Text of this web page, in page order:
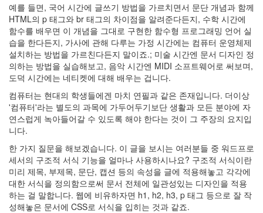
예를 들면, 국어 시간에 글쓰기 방법을 가르치면서 문단 개념과 함께
HTML의 p 태그와 br 태그의 차이점을 알려준다든지, 수학 시간에
함수를 배우면 이 개념을 그대로 구현한 함수형 프로그래밍 언어 실
습을 한다든지, 가사에 관해 다루는 가정 시간에는 컴퓨터 운영체제
설치하는 방법을 가르친다든지 말이죠.; 미술 시간엔 문서 디자인 정
의하는 방법을 실습해보고, 음악 시간엔 MIDI 소프트웨어로 써보며,
도덕 시간에는 네티켓에 대해 배우는 겁니다.
컴퓨터는 현대의 학생들에겐 마치 연필과 같은 존재입니다. 더이상
'컴퓨터'라는 별도의 과목에 가두어두기보단 생활과 모든 분야에 자
연스럽게 녹아들어갈 수 있도록 해야 한다는 것이 그 주장의 요지입
니다.
한 가지 질문을 해보겠습니다. 이 글을 보시는 여러분들 중 워드프로
세서의 구조적 서식 기능을 얼마나 사용하시나요? 구조적 서식이란
미리 제목, 부제목, 문단, 캡션 등의 속성을 글에 적용해놓고 각각에
대한 서식을 정의함으로써 문서 전체에 일관성있는 디자인을 적용
하는 걸 말합니다. 웹에 비유하자면 h1, h2, h3, p 태그 등으로 잘 작
성해놓은 문서에 CSS로 서식을 입히는 것과 같죠.